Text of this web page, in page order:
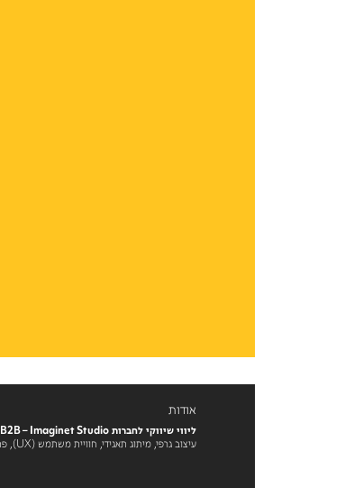
אודות
ליווי שיווקי לחברות B2B – Imaginet Studio
עיצוב גרפי, מיתוג תאגידי, חוויית משתמש (UX), פתרונות תכנות, כתיבת תוכן, דפוס ושירותי שיווק דיגיטלי נוספים לעולם ה-B2B.